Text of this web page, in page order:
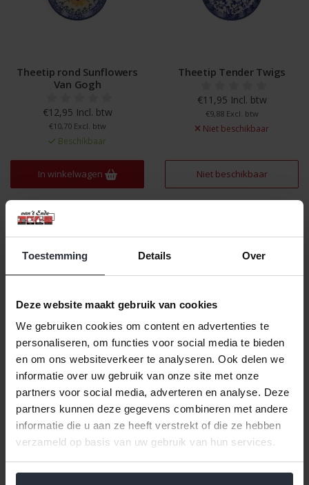
Toestemming Details Over
Deze website maakt gebruik van cookies
We gebruiken cookies om content en advertenties te
personaliseren, om functies voor social media te bieden
en om ons websiteverkeer te analyseren. Ook delen we
informatie over uw gebruik van onze site met onze
partners voor social media, adverteren en analyse. Deze
partners kunnen deze gegevens combineren met andere
informatie die u aan ze heeft verstrekt of die ze hebben
verzameld op basis van uw gebruik van hun services.
Theetip rond Sunflowers
Van Gogh
€12,95 Incl. btw
€10,70 Excl. btw
Beschikbaar
In winkelwagen
Theetip Tender Twigs
€11,95 Incl. btw
€9,88 Excl. btw
Niet beschikbaar
Niet beschikbaar
Theetip rond Ice Stars
€11,95 Incl. btw
€9,88 Excl. btw
Beschikbaar
Theetip rond English Rose
€11,95 Incl. btw
€9,88 Excl. btw
Beschikbaar